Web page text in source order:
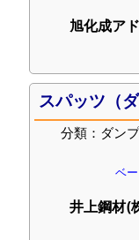
旭化成ア
スパッツ（
分類：ダン
ベ
井上鋼材(